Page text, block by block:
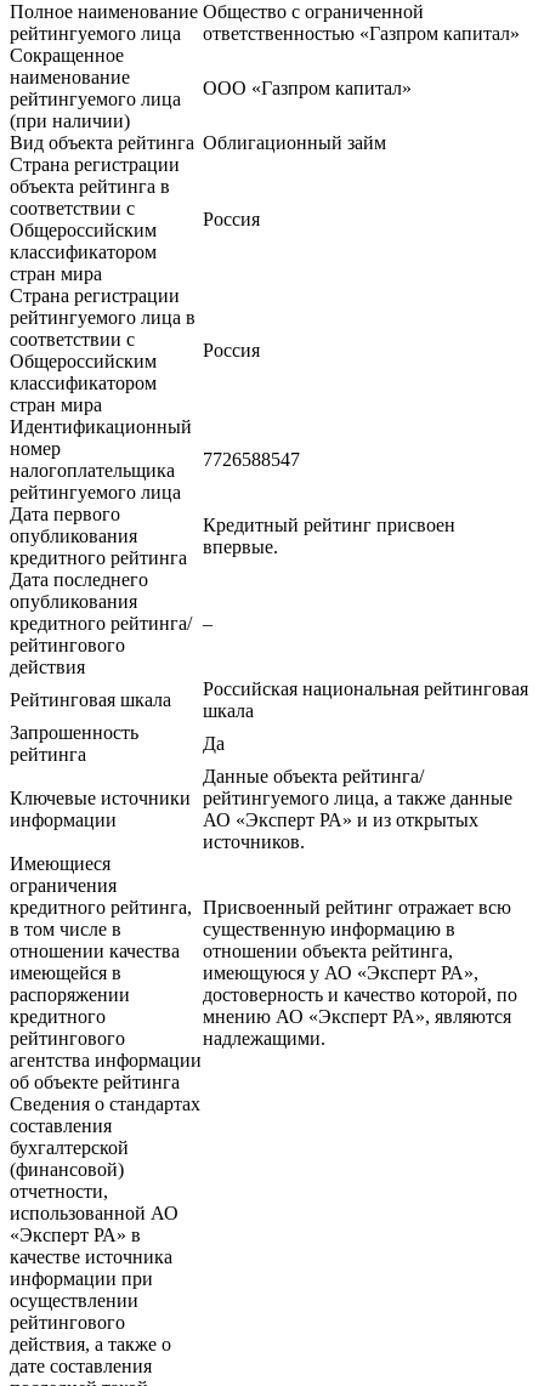
Полное наименование
рейтингуемого лица
Общество с ограниченной
ответственностью «Газпром капитал»
Сокращенное
наименование
рейтингуемого лица
(при наличии)
ООО «Газпром капитал»
Вид объекта рейтинга Облигационный займ
Страна регистрации
объекта рейтинга в
соответствии с
Общероссийским
классификатором
стран мира
Россия
Страна регистрации
рейтингуемого лица в
соответствии с
Общероссийским
классификатором
стран мира
Россия
Идентификационный
номер
налогоплательщика
рейтингуемого лица
7726588547
Дата первого
опубликования
кредитного рейтинга
Кредитный рейтинг присвоен
впервые.
Дата последнего
опубликования
кредитного рейтинга/
рейтингового
действия
–
Рейтинговая шкала
Российская национальная рейтинговая
шкала
Запрошенность
рейтинга
Да
Ключевые источники
информации
Данные объекта рейтинга/
рейтингуемого лица, а также данные
АО «Эксперт РА» и из открытых
источников.
Имеющиеся
ограничения
кредитного рейтинга,
в том числе в
отношении качества
имеющейся в
распоряжении
кредитного
рейтингового
агентства информации
об объекте рейтинга
Присвоенный рейтинг отражает всю
существенную информацию в
отношении объекта рейтинга,
имеющуюся у АО «Эксперт РА»,
достоверность и качество которой, по
мнению АО «Эксперт РА», являются
надлежащими.
Сведения о стандартах
составления
бухгалтерской
(финансовой)
отчетности,
использованной АО
«Эксперт РА» в
качестве источника
информации при
осуществлении
рейтингового
действия, а также о
дате составления